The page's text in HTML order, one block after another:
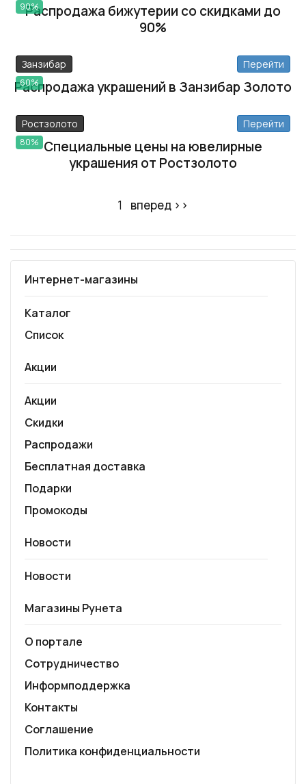
90%
Распродажа бижутерии со скидками до
90%
Занзибар
60%
Перейти
Распродажа украшений в Занзибар Золото
Ростзолото
80%
Перейти
Специальные цены на ювелирные
украшения от Ростзолото
1 вперед ››
Интернет-магазины
Каталог
Список
Акции
Акции
Скидки
Распродажи
Бесплатная доставка
Подарки
Промокоды
Новости
Новости
Магазины Рунета
О портале
Сотрудничество
Информподдержка
Контакты
Соглашение
Политика конфиденциальности